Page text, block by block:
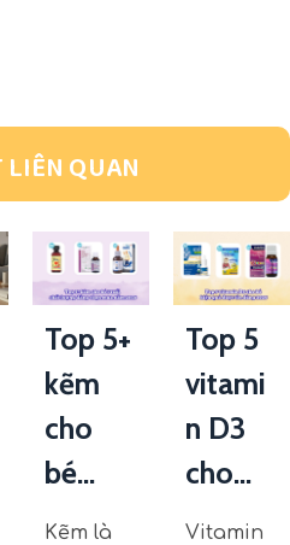
QUAN
Top 5+
kẽm
cho
bé...
Kẽm là
Top 5
vitami
n D3
cho...
Vitamin